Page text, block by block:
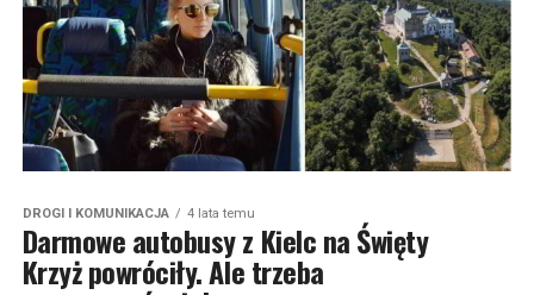
DROGI I KOMUNIKACJA 4 lata temu
Darmowe autobusy z Kielc na Święty
Krzyż powróciły. Ale trzeba